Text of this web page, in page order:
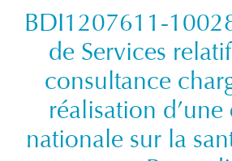
BDI1207611-
de Services
consultance
réalisation d’une
nationale sur la